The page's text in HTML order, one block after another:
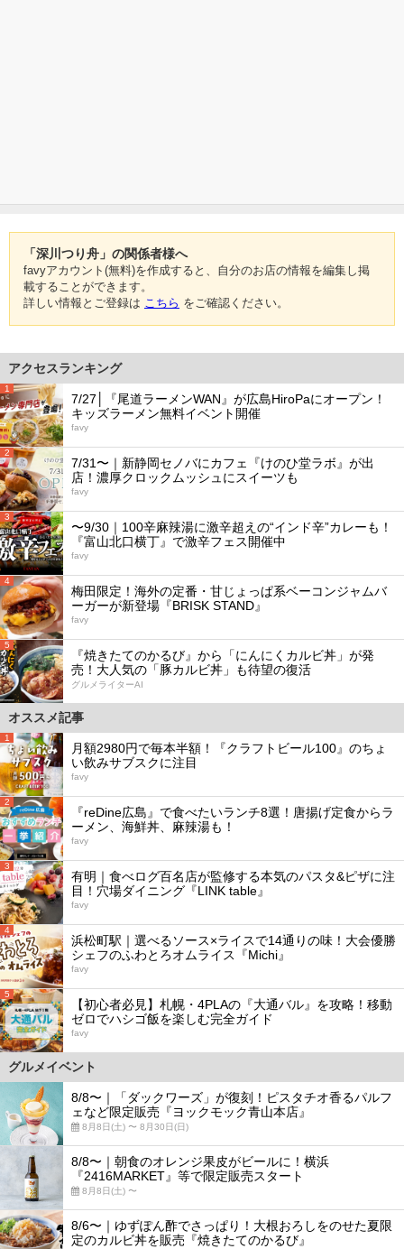
「深川つり舟」の関係者様へ
favyアカウント(無料)を作成すると、自分のお店の情報を編集し掲
載することができます。
詳しい情報とご登録は こちら をご確認ください。
アクセスランキング
1
7/27│『尾道ラーメンWAN』が広島HiroPaにオープン！
キッズラーメン無料イベント開催
favy
2
7/31〜｜新静岡セノバにカフェ『けのひ堂ラボ』が出
店！濃厚クロックムッシュにスイーツも
favy
3
〜9/30｜100辛麻辣湯に激辛超えの“インド辛”カレーも！
『富山北口横丁』で激辛フェス開催中
favy
4
梅田限定！海外の定番・甘じょっぱ系ベーコンジャムバ
ーガーが新登場『BRISK STAND』
favy
5
『焼きたてのかるび』から「にんにくカルビ丼」が発
売！大人気の「豚カルビ丼」も待望の復活
グルメライターAI
オススメ記事
1
月額2980円で毎本半額！『クラフトビール100』のちょ
い飲みサブスクに注目
favy
2
『reDine広島』で食べたいランチ8選！唐揚げ定食からラ
ーメン、海鮮丼、麻辣湯も！
favy
3
有明｜食べログ百名店が監修する本気のパスタ&ピザに注
目！穴場ダイニング『LINK table』
favy
4
浜松町駅｜選べるソース×ライスで14通りの味！大会優勝
シェフのふわとろオムライス『Michi』
favy
5
【初心者必見】札幌・4PLAの『大通バル』を攻略！移動
ゼロでハシゴ飯を楽しむ完全ガイド
favy
グルメイベント
8/8〜｜「ダックワーズ」が復刻！ピスタチオ香るパルフ
ェなど限定販売『ヨックモック青山本店』
8月8日(土) 〜 8月30日(日)
8/8〜｜朝食のオレンジ果皮がビールに！横浜
『2416MARKET』等で限定販売スタート
8月8日(土) 〜
8/6〜｜ゆずぽん酢でさっぱり！大根おろしをのせた夏限
定のカルビ丼を販売『焼きたてのかるび』